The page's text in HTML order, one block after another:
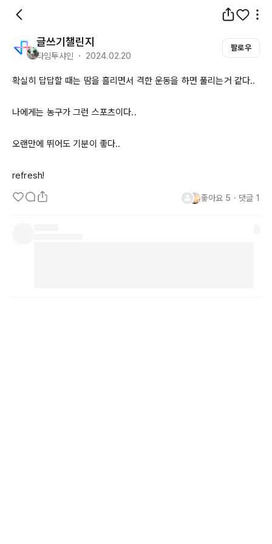
글쓰기챌린지
타임투샤인 ・ 2024.02.20
팔로우
확실히 답답할 때는 땀을 흘리면서 격한 운동을 하면 풀리는거 같다..
나에게는 농구가 그런 스포츠이다..
오랜만에 뛰어도 기분이 좋다..
refresh!
좋아요 5 ・ 댓글 1